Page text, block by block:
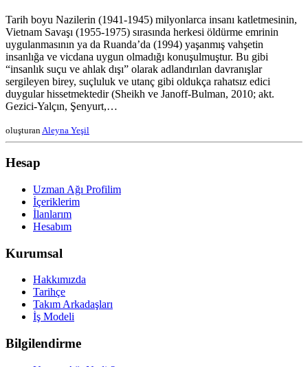
Tarih boyu Nazilerin (1941-1945) milyonlarca insanı katletmesinin,
Vietnam Savaşı (1955-1975) sırasında herkesi öldürme emrinin
uygulanmasının ya da Ruanda’da (1994) yaşanmış vahşetin
insanlığa ve vicdana uygun olmadığı konuşulmuştur. Bu gibi
“insanlık suçu ve ahlak dışı” olarak adlandırılan davranışlar
sergileyen birey, suçluluk ve utanç gibi oldukça rahatsız edici
duygular hissetmektedir (Sheikh ve Janoff-Bulman, 2010; akt.
Gezici-Yalçın, Şenyurt,…
oluşturan Aleyna Yeşil
Hesap
Uzman Ağı Profilim
İçeriklerim
İlanlarım
Hesabım
Kurumsal
Hakkımızda
Tarihçe
Takım Arkadaşları
İş Modeli
Bilgilendirme